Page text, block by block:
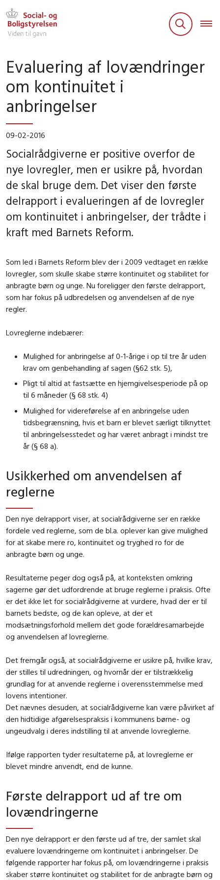
Evaluering af lovændringer
om kontinuitet i
anbringelser
09-02-2016
Socialrådgiverne er positive overfor de
nye lovregler, men er usikre på, hvordan
de skal bruge dem. Det viser den første
delrapport i evalueringen af de lovregler
om kontinuitet i anbringelser, der trådte i
kraft med Barnets Reform.
Som led i Barnets Reform blev der i 2009 vedtaget en række
lovregler, som skulle skabe større kontinuitet og stabilitet for
anbragte børn og unge. Nu foreligger den første delrapport,
som har fokus på udbredelsen og anvendelsen af de nye
regler.
Lovreglerne indebærer:
Mulighed for anbringelse af 0-1-årige i op til tre år uden
krav om genbehandling af sagen (§62 stk. 5),
Pligt til altid at fastsætte en hjemgivelsesperiode på op
til 6 måneder (§ 68 stk. 4)
Mulighed for videreførelse af en anbringelse uden
tidsbegrænsning, hvis et barn er blevet særligt tilknyttet
til anbringelsesstedet og har været anbragt i mindst tre
år (§ 68 a).
Usikkerhed om anvendelsen af
reglerne
Den nye delrapport viser, at socialrådgiverne ser en række
fordele ved reglerne, som de bl.a. oplever kan give mulighed
for at skabe mere ro, kontinuitet og tryghed ro for de
anbragte børn og unge.
Resultaterne peger dog også på, at konteksten omkring
sagerne gør det udfordrende at bruge reglerne i praksis. Ofte
er det ikke let for socialrådgiverne at vurdere, hvad der er til
barnets bedste, og de kan opleve, at der et
modsætningsforhold mellem det gode forældresamarbejde
og anvendelsen af lovreglerne.
Det fremgår også, at socialrådgiverne er usikre på, hvilke krav,
der stilles til udredningen, og hvornår der er tilstrækkelig
grundlag for at anvende reglerne i overensstemmelse med
lovens intentioner.
Det nævnes desuden, at socialrådgiverne kan være påvirket af
den hidtidige afgørelsespraksis i kommunens børne- og
ungeudvalg i deres indstilling til at anvende lovreglerne.
Ifølge rapporten tyder resultaterne på, at lovreglerne er
blevet mindre anvendt, end de kunne.
Første delrapport ud af tre om
lovændringerne
Den nye delrapport er den første ud af tre, der samlet skal
evaluere lovændringerne om kontinuitet i anbringelser. De
følgende rapporter har fokus på, om lovændringerne i praksis
skaber større kontinuitet og stabilitet for de anbragte børn og